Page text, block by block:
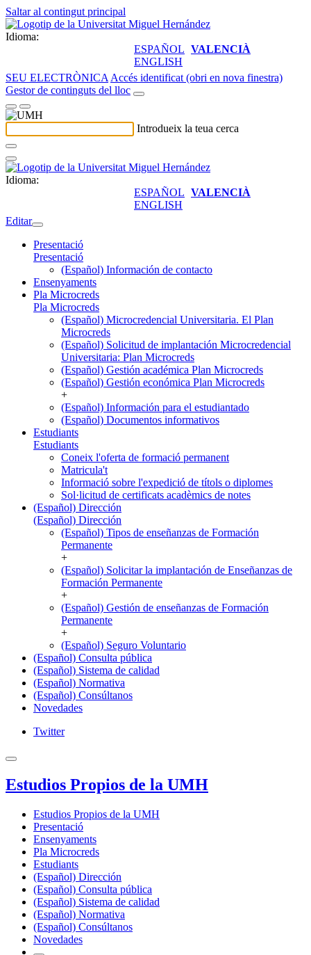
Saltar al contingut principal
Idioma:
ESPAÑOL VALENCIÀ
ENGLISH
SEU ELECTRÒNICA Accés identificat (obri en nova finestra)
Gestor de continguts del lloc
Introdueix la teua cerca
Idioma:
ESPAÑOL VALENCIÀ
ENGLISH
Editar
Presentació
Presentació
(Español) Información de contacto
Ensenyaments
Pla Microcreds
Pla Microcreds
(Español) Microcredencial Universitaria. El Plan
Microcreds
(Español) Solicitud de implantación Microcredencial
Universitaria: Plan Microcreds
(Español) Gestión académica Plan Microcreds
(Español) Gestión económica Plan Microcreds
+
(Español) Información para el estudiantado
(Español) Documentos informativos
Estudiants
Estudiants
Coneix l'oferta de formació permanent
Matricula't
Informació sobre l'expedició de títols o diplomes
Sol·licitud de certificats acadèmics de notes
(Español) Dirección
(Español) Dirección
(Español) Tipos de enseñanzas de Formación
Permanente
+
(Español) Solicitar la implantación de Enseñanzas de
Formación Permanente
+
(Español) Gestión de enseñanzas de Formación
Permanente
+
(Español) Seguro Voluntario
(Español) Consulta pública
(Español) Sistema de calidad
(Español) Normativa
(Español) Consúltanos
Novedades
Twitter
Estudios Propios de la UMH
Estudios Propios de la UMH
Presentació
Ensenyaments
Pla Microcreds
Estudiants
(Español) Dirección
(Español) Consulta pública
(Español) Sistema de calidad
(Español) Normativa
(Español) Consúltanos
Novedades